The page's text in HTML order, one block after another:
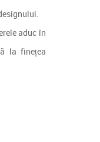
aduc în
la finețea